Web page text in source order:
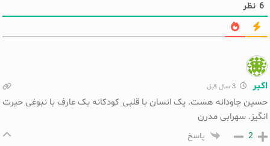
6 نظر
اکبر
حسین جاودانه هست. یک انسان با قلبی کودکانه یک عارف با نبوغی حیرت
انگیز. سهرابی مدرن
2 پاسخ